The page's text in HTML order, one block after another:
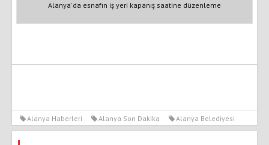
Alanya'da esnafın iş yeri kapanış saatine düzenleme
Alanya Haberleri Alanya Son Dakika Alanya Belediyesi